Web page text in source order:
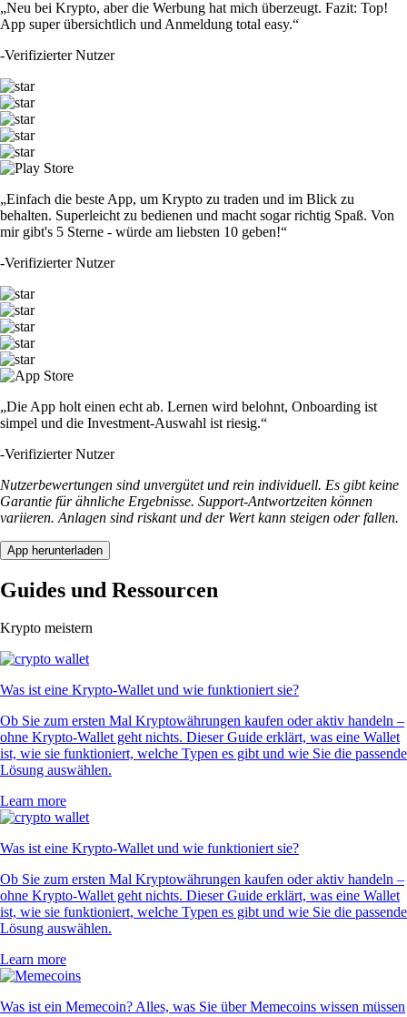
„Neu bei Krypto, aber die Werbung hat mich überzeugt. Fazit: Top!
App super übersichtlich und Anmeldung total easy.“
-Verifizierter Nutzer
„Einfach die beste App, um Krypto zu traden und im Blick zu
behalten. Superleicht zu bedienen und macht sogar richtig Spaß. Von
mir gibt's 5 Sterne - würde am liebsten 10 geben!“
-Verifizierter Nutzer
„Die App holt einen echt ab. Lernen wird belohnt, Onboarding ist
simpel und die Investment-Auswahl ist riesig.“
-Verifizierter Nutzer
Nutzerbewertungen sind unvergütet und rein individuell. Es gibt keine
Garantie für ähnliche Ergebnisse. Support-Antwortzeiten können
variieren. Anlagen sind riskant und der Wert kann steigen oder fallen.
App herunterladen
Guides und Ressourcen
Krypto meistern
Was ist eine Krypto-Wallet und wie funktioniert sie?
Ob Sie zum ersten Mal Kryptowährungen kaufen oder aktiv handeln –
ohne Krypto-Wallet geht nichts. Dieser Guide erklärt, was eine Wallet
ist, wie sie funktioniert, welche Typen es gibt und wie Sie die passende
Lösung auswählen.
Learn more
Was ist eine Krypto-Wallet und wie funktioniert sie?
Ob Sie zum ersten Mal Kryptowährungen kaufen oder aktiv handeln –
ohne Krypto-Wallet geht nichts. Dieser Guide erklärt, was eine Wallet
ist, wie sie funktioniert, welche Typen es gibt und wie Sie die passende
Lösung auswählen.
Learn more
Was ist ein Memecoin? Alles, was Sie über Memecoins wissen müssen